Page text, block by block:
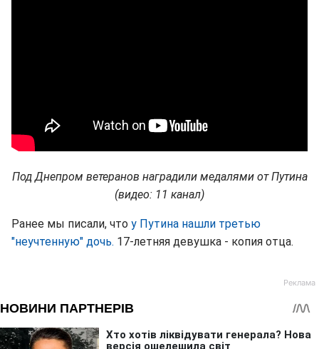
Под Днепром ветеранов наградили медалями от Путина
(видео: 11 канал)
Ранее мы писали, что у Путина нашли третью
"неучтенную" дочь. 17-летняя девушка - копия отца.